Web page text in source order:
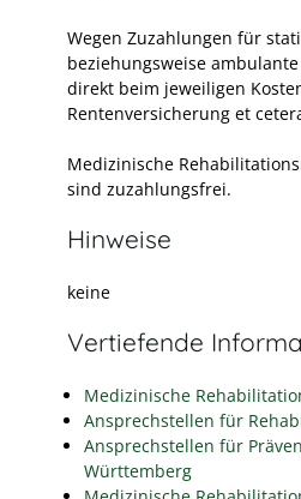
Wegen Zuzahlungen für
beziehungsweise
direkt beim jeweiligen
Rentenversicherung et
Medizinische
sind zuzahlungsfrei.
Hinweise
keine
Vertiefende
Medizinische
Ansprechstellen für
Ansprechstellen für
Württemberg